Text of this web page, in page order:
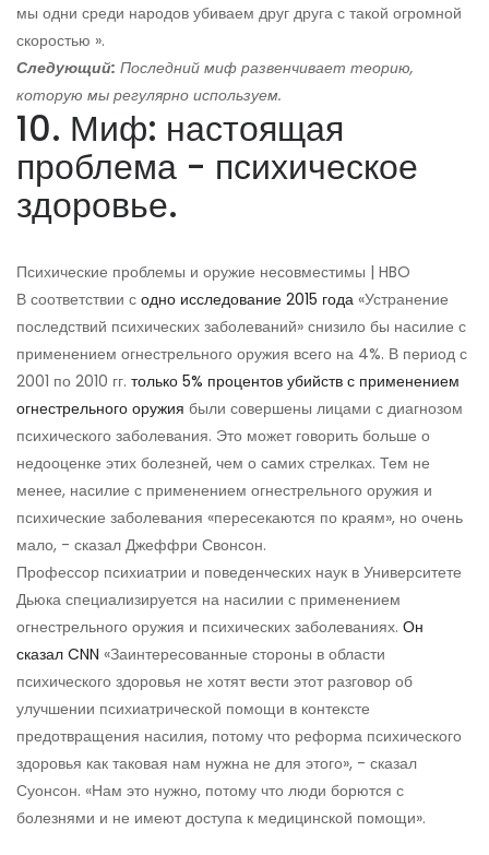
мы одни среди народов убиваем друг друга с такой огромной
скоростью ».
Следующий: Последний миф развенчивает теорию,
которую мы регулярно используем.
10. Миф: настоящая
проблема - психическое
здоровье.
Психические проблемы и оружие несовместимы | HBO
В соответствии с одно исследование 2015 года «Устранение
последствий психических заболеваний» снизило бы насилие с
применением огнестрельного оружия всего на 4%. В период с
2001 по 2010 гг. только 5% процентов убийств с применением
огнестрельного оружия были совершены лицами с диагнозом
психического заболевания. Это может говорить больше о
недооценке этих болезней, чем о самих стрелках. Тем не
менее, насилие с применением огнестрельного оружия и
психические заболевания «пересекаются по краям», но очень
мало, - сказал Джеффри Свонсон.
Профессор психиатрии и поведенческих наук в Университете
Дьюка специализируется на насилии с применением
огнестрельного оружия и психических заболеваниях. Он
сказал CNN «Заинтересованные стороны в области
психического здоровья не хотят вести этот разговор об
улучшении психиатрической помощи в контексте
предотвращения насилия, потому что реформа психического
здоровья как таковая нам нужна не для этого», - сказал
Суонсон. «Нам это нужно, потому что люди борются с
болезнями и не имеют доступа к медицинской помощи».